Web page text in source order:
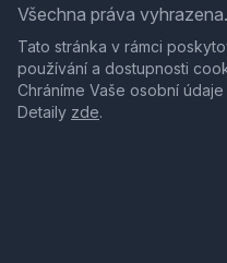
Všechna práva vyhrazena.
Tato stránka v rámci
používání a dostupnosti
Chráníme Vaše osobní
Detaily zde.